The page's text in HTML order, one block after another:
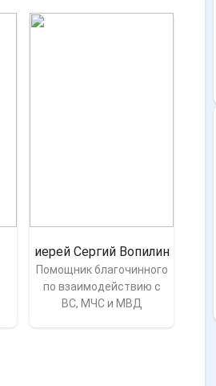
иерей Сергий Вопилин
Помощник благочинного
по взаимодействию с
ВС, МЧС и МВД